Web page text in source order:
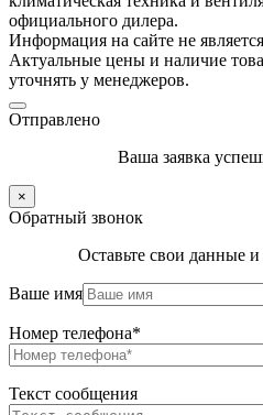
официального дилера.
Информация на сайте не
Актуальные цены и наличие
уточнять у менеджеров.
Отправлено
Ваша заявка
×
Обратный звонок
Оставьте свои данные
Ваше имя
Номер телефона*
Текст сообщения